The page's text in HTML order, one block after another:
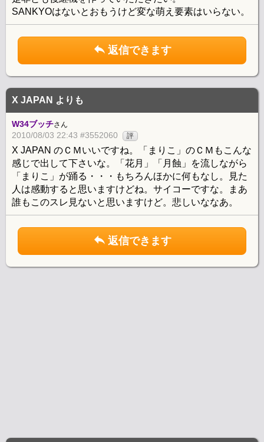
SANKYOはないとおもうけど変な萌え要素はいらない。
返信できます
X JAPAN よりも
W34ブッチさん
2010/08/03 22:43 #3552060 評
X JAPAN のＣＭいいですね。「まりこ」のＣＭもこんな
感じで出して下さいな。「花月」「月蝕」を流しながら
「まりこ」が踊る・・・もちろんほかに何もなし。見た
人は感動すると思いますけどね。サイコーですな。まあ
誰もこのスレ見ないと思いますけど。悲しいななあ。
返信できます